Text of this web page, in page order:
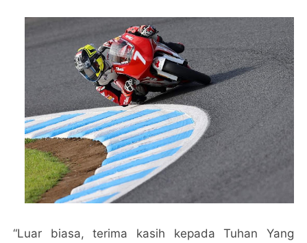
“Luar biasa, terima kasih kepada Tuhan Yang